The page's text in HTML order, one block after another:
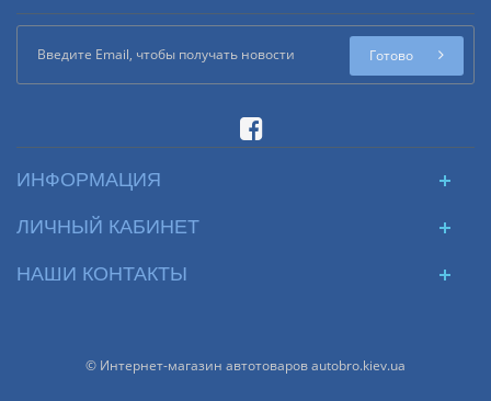
Готово
ИНФОРМАЦИЯ
ЛИЧНЫЙ КАБИНЕТ
НАШИ КОНТАКТЫ
© Интернет-магазин автотоваров autobro.kiev.ua